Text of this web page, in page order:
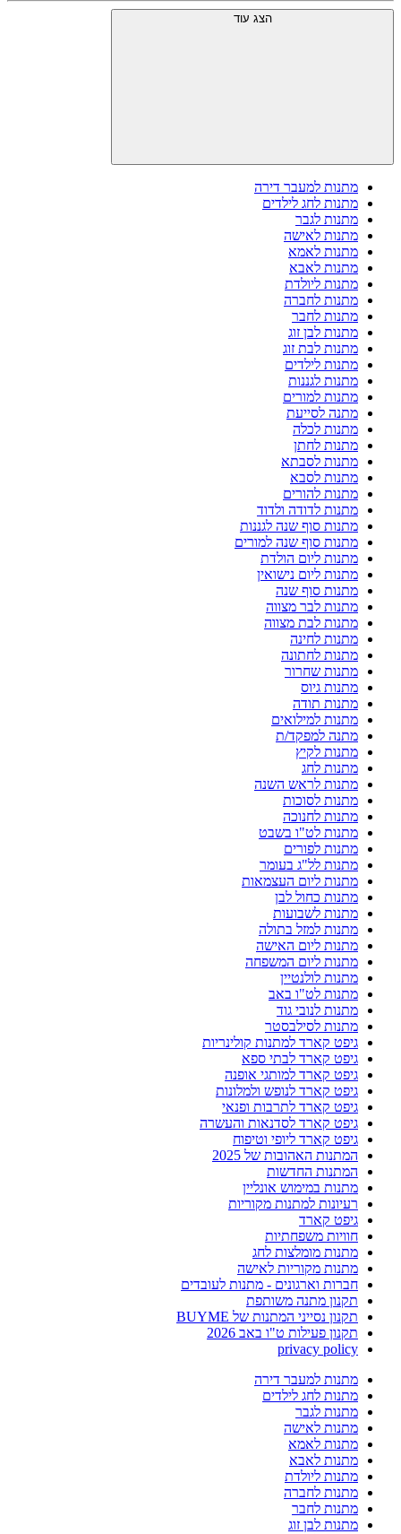
הצג עוד
מתנות למעבר דירה
מתנות לחג לילדים
מתנות לגבר
מתנות לאישה
מתנות לאמא
מתנות לאבא
מתנות ליולדת
מתנות לחברה
מתנות לחבר
מתנות לבן זוג
מתנות לבת זוג
מתנות לילדים
מתנות לגננות
מתנות למורים
מתנה לסייעת
מתנות לכלה
מתנות לחתן
מתנות לסבתא
מתנות לסבא
מתנות להורים
מתנות לדודה ולדוד
מתנות סוף שנה לגננות
מתנות סוף שנה למורים
מתנות ליום הולדת
מתנות ליום נישואין
מתנות סוף שנה
מתנות לבר מצווה
מתנות לבת מצווה
מתנות לחינה
מתנות לחתונה
מתנות שחרור
מתנות גיוס
מתנות תודה
מתנות למילואים
מתנה למפקד/ת
מתנות לקיץ
מתנות לחג
מתנות לראש השנה
מתנות לסוכות
מתנות לחנוכה
מתנות לט"ו בשבט
מתנות לפורים
מתנות לל"ג בעומר
מתנות ליום העצמאות
מתנות כחול לבן
מתנות לשבועות
מתנות למזל בתולה
מתנות ליום האישה
מתנות ליום המשפחה
מתנות לולנטיין
מתנות לט"ו באב
מתנות לנובי גוד
מתנות לסילבסטר
גיפט קארד למתנות קולינריות
גיפט קארד לבתי ספא
גיפט קארד למותגי אופנה
גיפט קארד לנופש ולמלונות
גיפט קארד לתרבות ופנאי
גיפט קארד לסדנאות והעשרה
גיפט קארד ליופי וטיפוח
המתנות האהובות של 2025
המתנות החדשות
מתנות במימוש אונליין
רעיונות למתנות מקוריות
גיפט קארד
חוויות משפחתיות
מתנות מומלצות לחג
מתנות מקוריות לאישה
חברות וארגונים - מתנות לעובדים
תקנון מתנה משותפת
תקנון נסייני המתנות של BUYME
תקנון פעילות ט"ו באב 2026
privacy policy
מתנות למעבר דירה
מתנות לחג לילדים
מתנות לגבר
מתנות לאישה
מתנות לאמא
מתנות לאבא
מתנות ליולדת
מתנות לחברה
מתנות לחבר
מתנות לבן זוג